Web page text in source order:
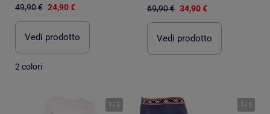
49,90 € 24,90 €
Vedi prodotto
2 colori
69,90 € 34,90 €
Vedi prodotto
1 / 5 1 / 5